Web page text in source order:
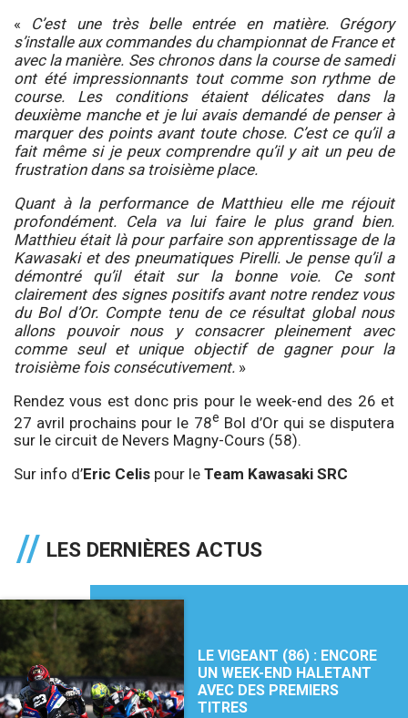
« C’est une très belle entrée en matière. Grégory
s’installe aux commandes du championnat de France et
avec la manière. Ses chronos dans la course de samedi
ont été impressionnants tout comme son rythme de
course. Les conditions étaient délicates dans la
deuxième manche et je lui avais demandé de penser à
marquer des points avant toute chose. C’est ce qu’il a
fait même si je peux comprendre qu’il y ait un peu de
frustration dans sa troisième place.
Quant à la performance de Matthieu elle me réjouit
profondément. Cela va lui faire le plus grand bien.
Matthieu était là pour parfaire son apprentissage de la
Kawasaki et des pneumatiques Pirelli. Je pense qu’il a
démontré qu’il était sur la bonne voie. Ce sont
clairement des signes positifs avant notre rendez vous
du Bol d’Or. Compte tenu de ce résultat global nous
allons pouvoir nous y consacrer pleinement avec
comme seul et unique objectif de gagner pour la
troisième fois consécutivement. »
Rendez vous est donc pris pour le week-end des 26 et
27 avril prochains pour le 78e Bol d’Or qui se disputera
sur le circuit de Nevers Magny-Cours (58).
Sur info d’Eric Celis pour le Team Kawasaki SRC
LES DERNIÈRES ACTUS
LE VIGEANT (86) : ENCORE
UN WEEK-END HALETANT
AVEC DES PREMIERS
TITRES